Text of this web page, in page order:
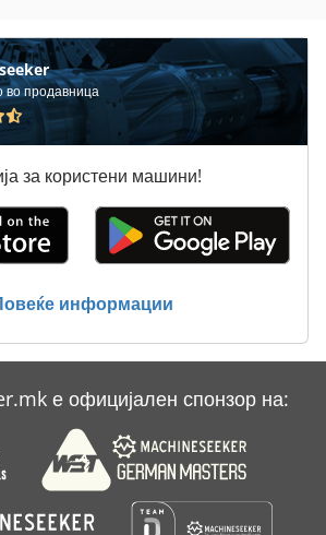
во продавница
за користени машини!
информации
е официјален спонзор на: